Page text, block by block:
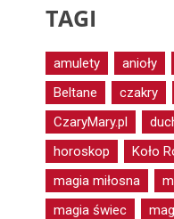
TAGI
amulety anioły
Beltane
czakry
CzaryMary.pl
horoskop
Koło
magia miłosna
magia świec